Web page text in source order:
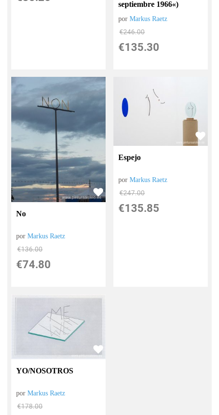
septiembre 1966«)
porMarkus Raetz
€246.00
€135.30
No
porMarkus Raetz
€136.00
€74.80
Espejo
porMarkus Raetz
€247.00
€135.85
YO/NOSOTROS
porMarkus Raetz
€178.00